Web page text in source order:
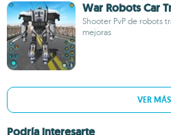
War Robots Car
Shooter PvP de robots
mejoras
VER MÁS
Podría interesarte